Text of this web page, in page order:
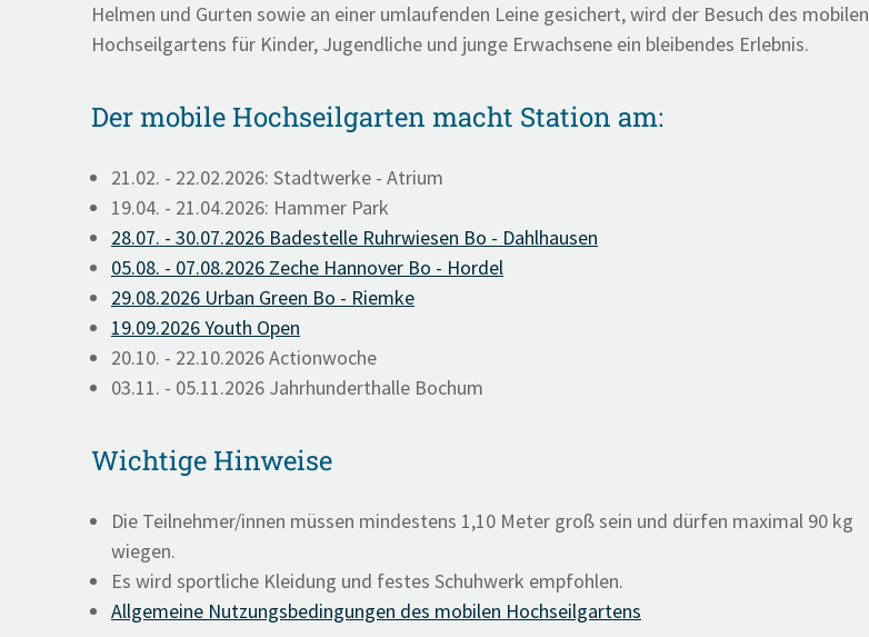
Helmen und Gurten sowie an einer umlaufenden Leine gesichert, wird der Besuch des mobilen
Hochseilgartens für Kinder, Jugendliche und junge Erwachsene ein bleibendes Erlebnis.
Der mobile Hochseilgarten macht Station am:
21.02. - 22.02.2026: Stadtwerke - Atrium
19.04. - 21.04.2026: Hammer Park
28.07. - 30.07.2026 Badestelle Ruhrwiesen Bo - Dahlhausen
05.08. - 07.08.2026 Zeche Hannover Bo - Hordel
29.08.2026 Urban Green Bo - Riemke
19.09.2026 Youth Open
20.10. - 22.10.2026 Actionwoche
03.11. - 05.11.2026 Jahrhunderthalle Bochum
Wichtige Hinweise
Die Teilnehmer/innen müssen mindestens 1,10 Meter groß sein und dürfen maximal 90 kg
wiegen.
Es wird sportliche Kleidung und festes Schuhwerk empfohlen.
Allgemeine Nutzungsbedingungen des mobilen Hochseilgartens